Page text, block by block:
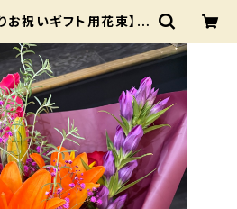
お祝いギフト用花束】お